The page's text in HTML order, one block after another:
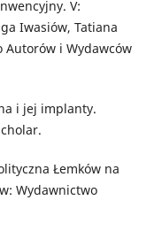
V:
Iwasiów, Tatiana
Autorów i Wydawców
i jej implanty.
Łemków na
Wydawnictwo